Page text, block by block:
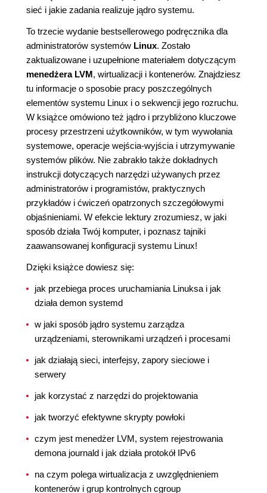
sieć i jakie zadania realizuje jądro systemu.
To trzecie wydanie bestsellerowego podręcznika dla
administratorów systemów Linux. Zostało
zaktualizowane i uzupełnione materiałem dotyczącym
menedżera LVM, wirtualizacji i kontenerów. Znajdziesz
tu informacje o sposobie pracy poszczególnych
elementów systemu Linux i o sekwencji jego rozruchu.
W książce omówiono też jądro i przybliżono kluczowe
procesy przestrzeni użytkowników, w tym wywołania
systemowe, operacje wejścia-wyjścia i utrzymywanie
systemów plików. Nie zabrakło także dokładnych
instrukcji dotyczących narzędzi używanych przez
administratorów i programistów, praktycznych
przykładów i ćwiczeń opatrzonych szczegółowymi
objaśnieniami. W efekcie lektury zrozumiesz, w jaki
sposób działa Twój komputer, i poznasz tajniki
zaawansowanej konfiguracji systemu Linux!
Dzięki książce dowiesz się:
jak przebiega proces uruchamiania Linuksa i jak
działa demon systemd
w jaki sposób jądro systemu zarządza
urządzeniami, sterownikami urządzeń i procesami
jak działają sieci, interfejsy, zapory sieciowe i
serwery
jak korzystać z narzędzi do projektowania
jak tworzyć efektywne skrypty powłoki
czym jest menedżer LVM, system rejestrowania
demona journald i jak działa protokół IPv6
na czym polega wirtualizacja z uwzględnieniem
kontenerów i grup kontrolnych cgroup